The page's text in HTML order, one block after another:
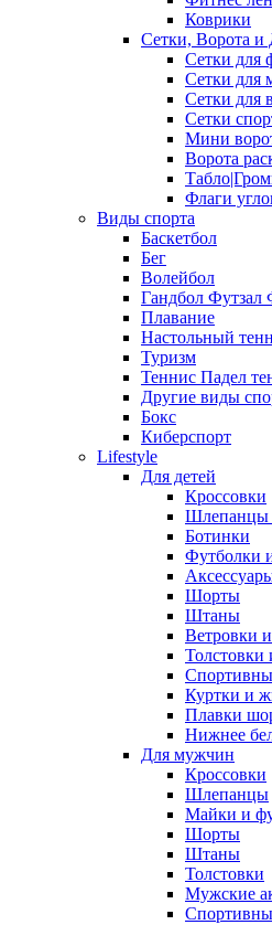
Коврики
Сетки, Ворота и
Сетки для
Сетки для
Сетки для
Сетки
Мини
Ворота
Флаги
Виды спорта
Баскетбол
Бег
Волейбол
Гандбол Футзал
Плавание
Настольный
Туризм
Теннис Падел
Другие виды
Бокс
Киберспорт
Lifestyle
Для детей
Кроссовки
Шлепанцы
Ботинки
Футболки
Шорты
Штаны
Ветровки
Толстовки
Куртки и
Плавки
Нижнее
Для мужчин
Кроссовки
Шлепанцы
Майки и
Шорты
Штаны
Толстовки
Мужские